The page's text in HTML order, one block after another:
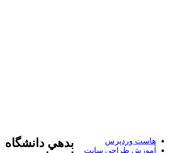
هاست وردپرس
آموزش طراحی سایت
بدهي دانشگاه